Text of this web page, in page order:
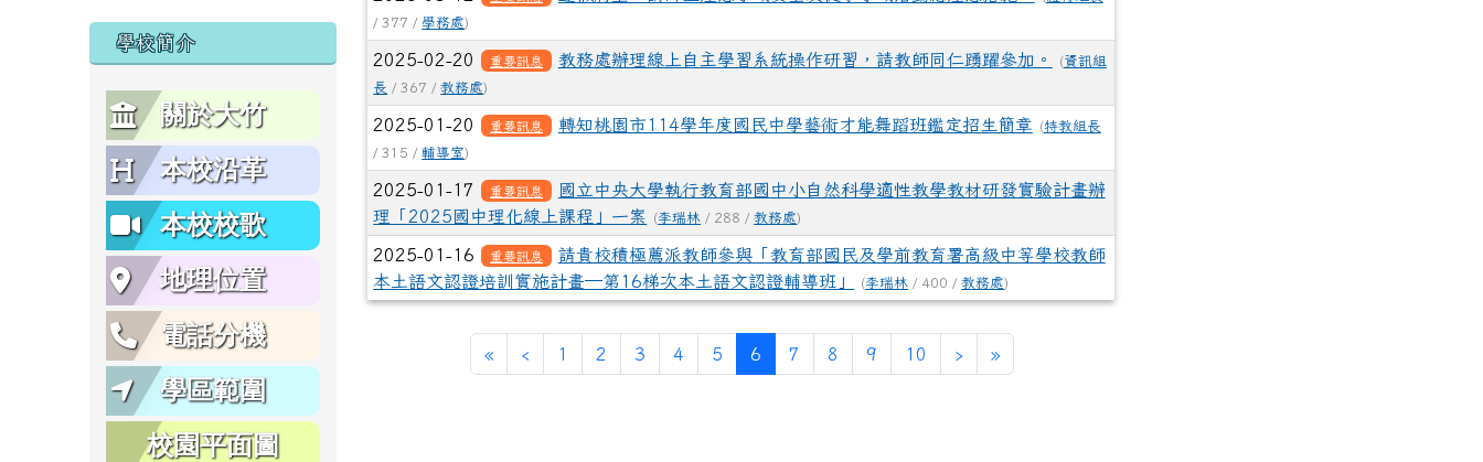
學校簡介
關於大竹
本校沿革
本校校歌
地理位置
電話分機
學區範圍
校園平面圖
/ 377 / 學務處)
2025-02-20 重要訊息 教務處辦理線上自主學習系統操作研習，請教師同仁踴躍參加。 (資訊組
長 / 367 /教務處)
2025-01-20 重要訊息 轉知桃園市114學年度國民中學藝術才能舞蹈班鑑定招生簡章 (特教組長
/ 315 /輔導室)
2025-01-17 重要訊息
國立中央大學執行教育部國中小自然科學適性教學教材研發實驗計畫辦
理「2025國中理化線上課程」一案
(李瑞林 / 288 /教務處)
2025-01-16 重要訊息
請貴校積極薦派教師參與「教育部國民及學前教育署高級中等學校教師
本土語文認證培訓實施計畫─第16梯次本土語文認證輔導班」
(李瑞林 / 400 /教務處)
«第一頁
‹上一頁
1 2 3 4 5 6(目前頁次)
7 8 9 10 ›下一頁
»最後頁